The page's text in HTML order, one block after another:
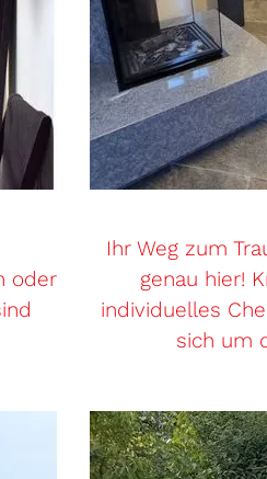
oder
Ihr Weg zum
genau hier!
individuelles
sich um